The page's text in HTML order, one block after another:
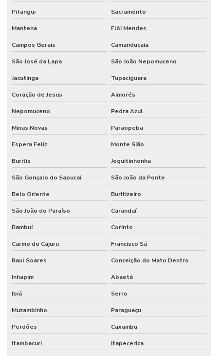
Pitangui Sacramento
Mantena Elói Mendes
Campos Gerais Camanducaia
São José da Lapa São João Nepomuceno
Jacutinga Tupaciguara
Coração de Jesus Aimorés
Nepomuceno Pedra Azul
Minas Novas Paraopeba
Espera Feliz Monte Sião
Buritis Jequitinhonha
São Gonçalo do Sapucaí São João da Ponte
Belo Oriente Buritizeiro
São João do Paraíso Carandaí
Bambuí Corinto
Carmo do Cajuru Francisco Sá
Raul Soares Conceição do Mato Dentro
Inhapim Abaeté
Ibiá Serro
Muzambinho Paraguaçu
Perdões Caxambu
Itambacuri Itapecerica